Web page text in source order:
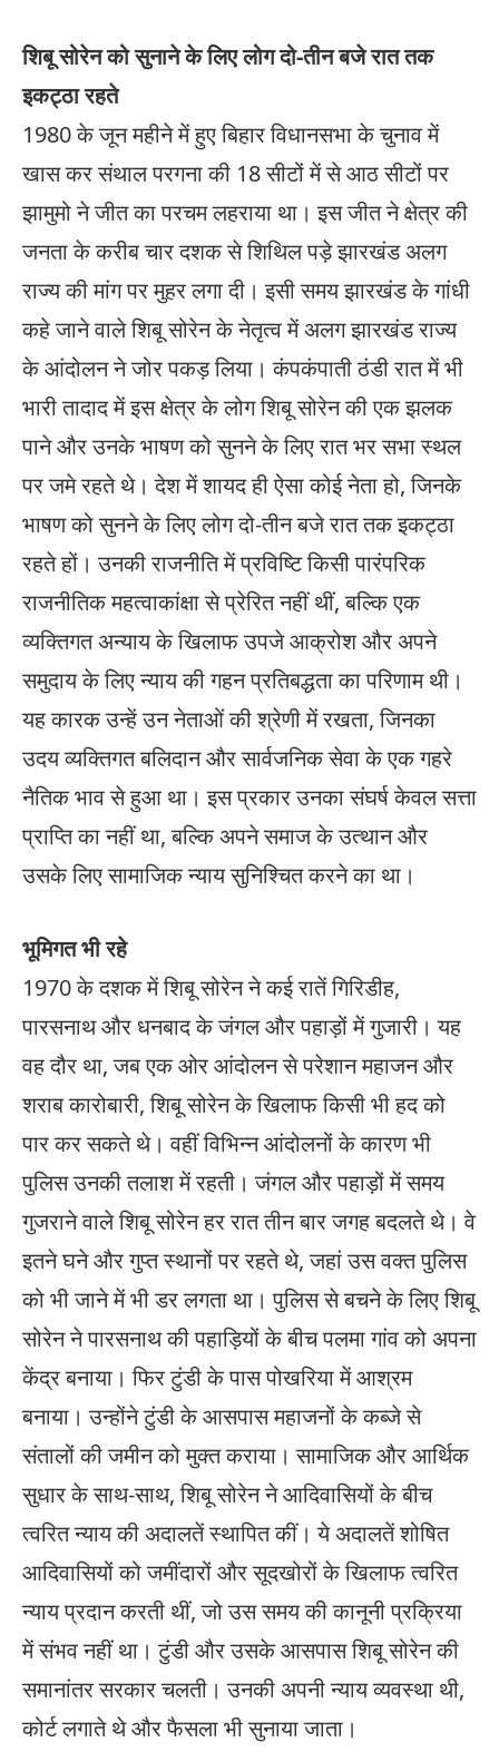
शिबू सोरेन को सुनाने के लिए लोग दो-तीन बजे रात तक
इकट्ठा रहते
1980 के जून महीने में हुए बिहार विधानसभा के चुनाव में
खास कर संथाल परगना की 18 सीटों में से आठ सीटों पर
झामुमो ने जीत का परचम लहराया था। इस जीत ने क्षेत्र की
जनता के करीब चार दशक से शिथिल पड़े झारखंड अलग
राज्य की मांग पर मुहर लगा दी। इसी समय झारखंड के गांधी
कहे जाने वाले शिबू सोरेन के नेतृत्व में अलग झारखंड राज्य
के आंदोलन ने जोर पकड़ लिया। कंपकंपाती ठंडी रात में भी
भारी तादाद में इस क्षेत्र के लोग शिबू सोरेन की एक झलक
पाने और उनके भाषण को सुनने के लिए रात भर सभा स्थल
पर जमे रहते थे। देश में शायद ही ऐसा कोई नेता हो, जिनके
भाषण को सुनने के लिए लोग दो-तीन बजे रात तक इकट्ठा
रहते हों। उनकी राजनीति में प्रविष्टि किसी पारंपरिक
राजनीतिक महत्वाकांक्षा से प्रेरित नहीं थीं, बल्कि एक
व्यक्तिगत अन्याय के खिलाफ उपजे आक्रोश और अपने
समुदाय के लिए न्याय की गहन प्रतिबद्धता का परिणाम थी।
यह कारक उन्हें उन नेताओं की श्रेणी में रखता, जिनका
उदय व्यक्तिगत बलिदान और सार्वजनिक सेवा के एक गहरे
नैतिक भाव से हुआ था। इस प्रकार उनका संघर्ष केवल सत्ता
प्राप्ति का नहीं था, बल्कि अपने समाज के उत्थान और
उसके लिए सामाजिक न्याय सुनिश्चित करने का था।
भूमिगत भी रहे
1970 के दशक में शिबू सोरेन ने कई रातें गिरिडीह,
पारसनाथ और धनबाद के जंगल और पहाड़ों में गुजारी। यह
वह दौर था, जब एक ओर आंदोलन से परेशान महाजन और
शराब कारोबारी, शिबू सोरेन के खिलाफ किसी भी हद को
पार कर सकते थे। वहीं विभिन्न आंदोलनों के कारण भी
पुलिस उनकी तलाश में रहती। जंगल और पहाड़ों में समय
गुजराने वाले शिबू सोरेन हर रात तीन बार जगह बदलते थे। वे
इतने घने और गुप्त स्थानों पर रहते थे, जहां उस वक्त पुलिस
को भी जाने में भी डर लगता था। पुलिस से बचने के लिए शिबू
सोरेन ने पारसनाथ की पहाड़ियों के बीच पलमा गांव को अपना
केंद्र बनाया। फिर टुंडी के पास पोखरिया में आश्रम
बनाया। उन्होंने टुंडी के आसपास महाजनों के कब्जे से
संतालों की जमीन को मुक्त कराया। सामाजिक और आर्थिक
सुधार के साथ-साथ, शिबू सोरेन ने आदिवासियों के बीच
त्वरित न्याय की अदालतें स्थापित कीं। ये अदालतें शोषित
आदिवासियों को जमींदारों और सूदखोरों के खिलाफ त्वरित
न्याय प्रदान करती थीं, जो उस समय की कानूनी प्रक्रिया
में संभव नहीं था। टुंडी और उसके आसपास शिबू सोरेन की
समानांतर सरकार चलती। उनकी अपनी न्याय व्यवस्था थी,
कोर्ट लगाते थे और फैसला भी सुनाया जाता।